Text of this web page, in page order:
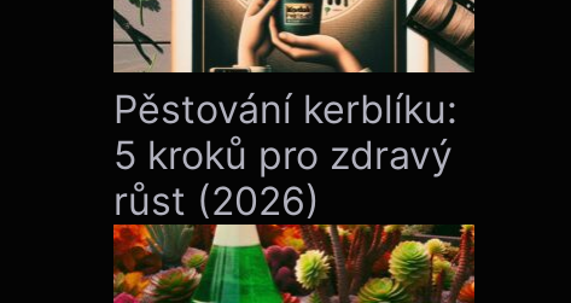
Pěstování kerblíku:
5 kroků pro zdravý
růst (2026)